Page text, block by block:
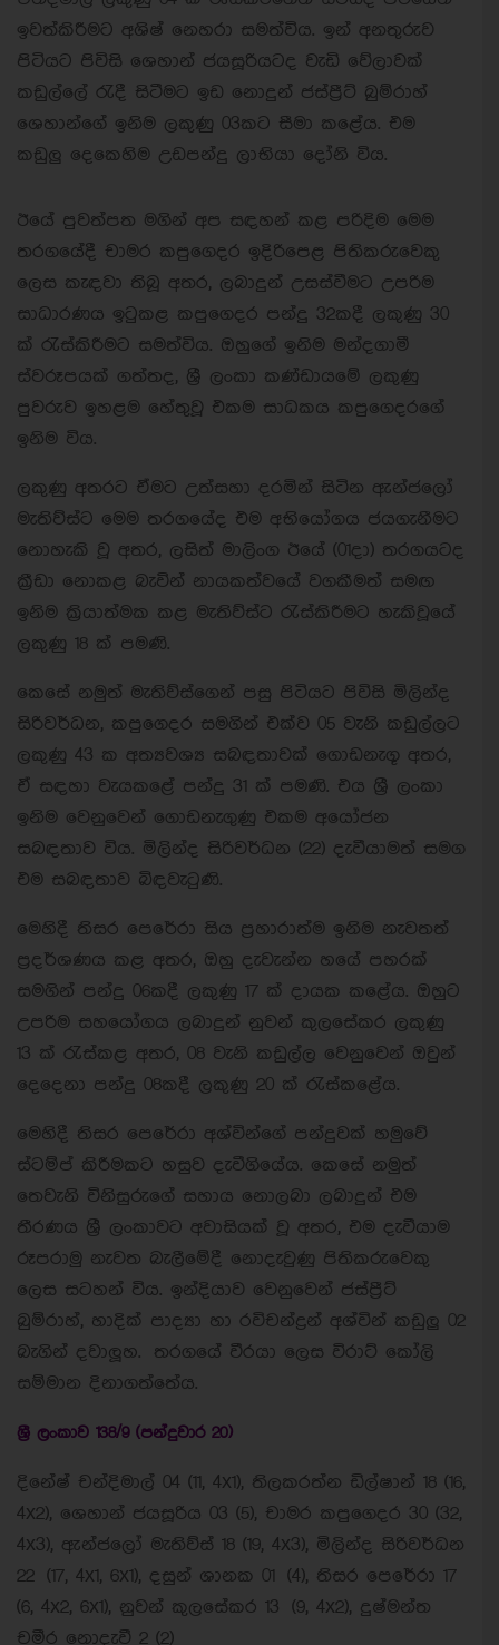
ඉවත්කිරීමට අශිෂ් නෙහරා සමත්විය. ඉන් අනතුරුව
පිටියට පිවිසි ශෙහාන් ජයසූරියටද වැඩි වේලාවක්
කඩුල්ලේ රැදී සිටීමට ඉඩ නොදුන් ජස්ප්‍රීට් බුම්රාහ්
ශෙහාන්ගේ ඉනිම ලකුණු 03කට සීමා කළේය. එම
කඩුලු දෙකෙහිම උඩපන්දු ලාභියා දෝනි විය.
ඊයේ පුවත්පත මගින් අප සඳහන් කළ පරිදිම මෙම
තරගයේදී චාමර කපුගෙදර ඉදිරිපෙළ පිතිකරුවෙකු
ලෙස කැඳවා තිබූ අතර, ලබාදුන් උසස්වීමට උපරිම
සාධාරණය ඉටුකළ කපුගෙදර පන්දු 32කදී ලකුණු 30
ක් රැස්කිරීමට සමත්විය. ඔහුගේ ඉනිම මන්දගාමී
ස්වරූපයක් ගත්තද, ශ්‍රී ලංකා කණ්ඩායමේ ලකුණු
පුවරුව ඉහළම හේතුවූ එකම සාධකය කපුගෙදරගේ
ඉනිම විය.
ලකුණු අතරට ඒමට උත්සහා දරමින් සිටින ඇන්ජලෝ
මැතිව්ස්ට මෙම තරගයේද එම අභියෝගය ජයගැනීමට
නොහැකි වූ අතර, ලසිත් මාලිංග ඊයේ (01දා) තරගයටද
ක්‍රීඩා නොකළ බැවින් නායකත්වයේ වගකීමත් සමඟ
ඉනිම ක්‍රියාත්මක කළ මැතිව්ස්ට රැස්කිරීමට හැකිවූයේ
ලකුණු 18 ක් පමණි.
කෙසේ නමුත් මැතිව්ස්ගෙන් පසු පිටියට පිවිසි මිලින්ද
සිරිවර්ධන, කපුගෙදර සමගින් එක්ව 05 වැනි කඩුල්ලට
ලකුණු 43 ක අත්‍යවශ්‍ය සබඳතාවක් ගොඩනැගූ අතර,
ඒ සඳහා වැයකළේ පන්දු 31 ක් පමණි. එය ශ්‍රී ලංකා
ඉනිම වෙනුවෙන් ගොඩනැගුණු එකම අයෝජන
සබඳතාව විය. මිලින්ද සිරිවර්ධන (22) දැවීයාමත් සමග
එම සබඳතාව බිඳවැටුණි.
මෙහිදී තිසර පෙරේරා සිය ප්‍රහාරාත්ම ඉනිම නැවතත්
ප්‍රදර්ශණය කළ අතර, ඔහු දැවැන්න හයේ පහරක්
සමගින් පන්දු 06කදී ලකුණු 17 ක් දායක කළේය. ඔහුට
උපරිම සහයෝගය ලබාදුන් නුවන් කුලසේකර ලකුණු
13 ක් රැස්කළ අතර, 08 වැනි කඩුල්ල වෙනුවෙන් ඔවුන්
දෙදෙනා පන්දු 08කදී ලකුණු 20 ක් රැස්කළේය.
මෙහිදී තිසර පෙරේරා අශ්වින්ගේ පන්දුවක් හමුවේ
ස්ටම්ප් කිරීමකට හසුව දැවීගියේය. කෙසේ නමුත්
තෙවැනි විනිසුරුගේ සහාය නොලබා ලබාදුන් එම
තීරණය ශ්‍රී ලංකාවට අවාසියක් වූ අතර, එම දැවීයාම
රූපරාමු නැවත බැලීමේදී නොදැවුණු පිතිකරුවෙකු
ලෙස සටහන් විය. ඉන්දියාව වෙනුවෙන් ජස්ප්‍රීට්
බුම්රාහ්, හාදික් පාද්‍යා හා රවිචන්ද්‍රන් අශ්වින් කඩුලු 02
බැගින් දවාලූහ. තරගයේ වීරයා ලෙස විරාට් කෝලි
සම්මාන දිනාගත්තේය.
ශ්‍රී ලංකාව 138/9 (පන්දුවාර 20)
දිනේෂ් චන්දිමාල් 04 (11, 4x1), තිලකරත්න ඩිල්ෂාන් 18 (16,
4x2), ශෙහාන් ජයසූරිය 03 (5), චාමර කපුගෙදර 30 (32,
4x3), ඇන්ජලෝ මැතිව්ස් 18 (19, 4x3), මිලින්ද සිරිවර්ධන
22 (17, 4x1, 6x1), දසුන් ශානක 01 (4), තිසර පෙරේරා 17
(6, 4x2, 6x1), නුවන් කුලසේකර 13 (9, 4x2), දුෂ්මන්ත
චමීර නොදැවී 2 (2)